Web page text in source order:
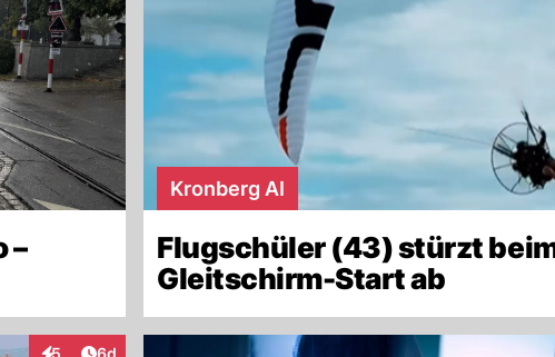
–
Kronberg AI
Flugschüler (43) stürzt
Gleitschirm-Start ab
5 Artikel veröffentlicht:
6d